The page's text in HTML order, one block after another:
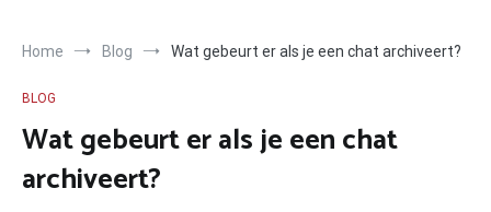
Home Blog Wat gebeurt er als je een chat archiveert?
BLOG
Wat gebeurt er als je een chat
archiveert?